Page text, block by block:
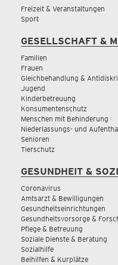
Freizeit & Veranstaltungen
Sport
GESELLSCHAFT &
Familien
Frauen
Gleichbehandlung &
Jugend
Kinderbetreuung
Konsumentenschutz
Menschen mit Behinderung
Niederlassungs- und
Senioren
Tierschutz
GESUNDHEIT &
Coronavirus
Amtsarzt & Bewilligungen
Gesundheitseinrichtungen
Gesundheitsvorsorge &
Pflege & Betreuung
Soziale Dienste & Beratung
Sozialhilfe
Beihilfen & Kurplätze